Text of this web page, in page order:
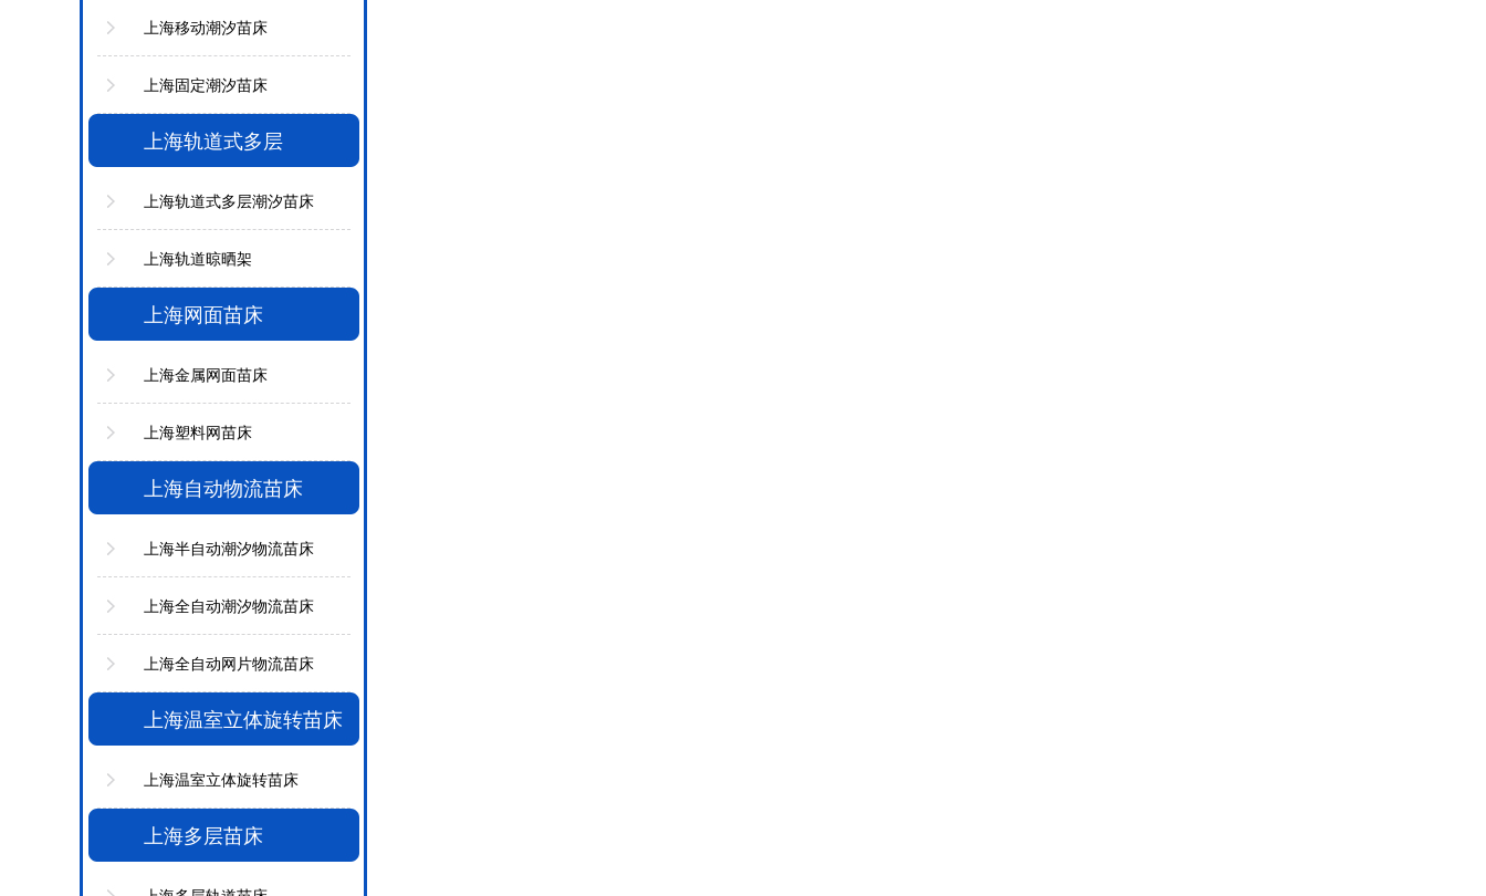
上海移动潮汐苗床
上海固定潮汐苗床
上海轨道式多层
上海轨道式多层潮汐苗床
上海轨道晾晒架
上海网面苗床
上海金属网面苗床
上海塑料网苗床
上海自动物流苗床
上海半自动潮汐物流苗床
上海全自动潮汐物流苗床
上海全自动网片物流苗床
上海温室立体旋转苗床
上海温室立体旋转苗床
上海多层苗床